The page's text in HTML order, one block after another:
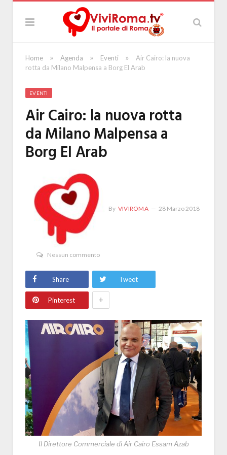
Home » Agenda » Eventi »
Air Cairo: la nuova
rotta da Milano Malpensa a Borg El Arab
EVENTI
Air Cairo: la nuova rotta
da Milano Malpensa a
Borg El Arab
By VIVIROMA 28 Marzo 2018
Nessun commento
Share Tweet
Pinterest +
Il Direttore Commerciale di Air Cairo Essam Azab